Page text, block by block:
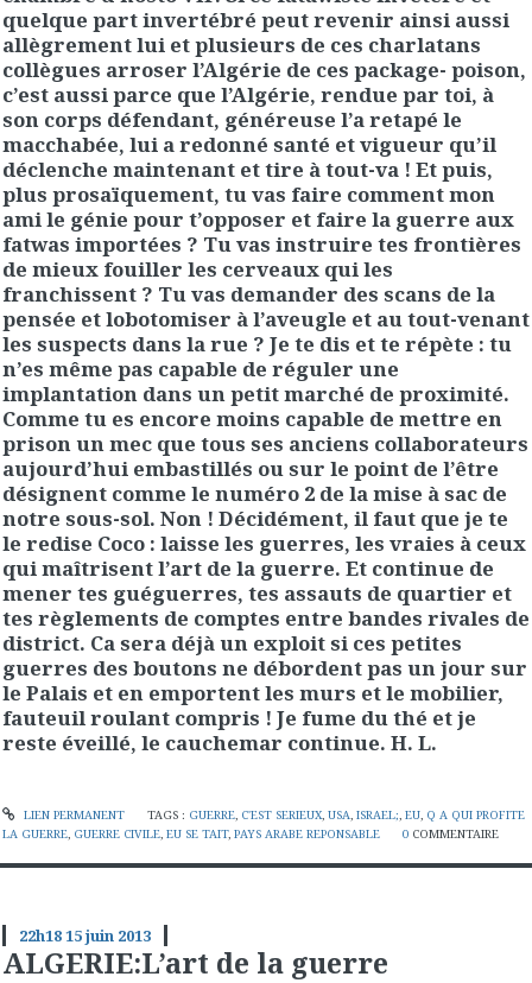
quelque part invertébré peut revenir ainsi aussi
allègrement lui et plusieurs de ces charlatans
collègues arroser l’Algérie de ces package- poison,
c’est aussi parce que l’Algérie, rendue par toi, à
son corps défendant, généreuse l’a retapé le
macchabée, lui a redonné santé et vigueur qu’il
déclenche maintenant et tire à tout-va ! Et puis,
plus prosaïquement, tu vas faire comment mon
ami le génie pour t’opposer et faire la guerre aux
fatwas importées ? Tu vas instruire tes frontières
de mieux fouiller les cerveaux qui les
franchissent ? Tu vas demander des scans de la
pensée et lobotomiser à l’aveugle et au tout-venant
les suspects dans la rue ? Je te dis et te répète : tu
n’es même pas capable de réguler une
implantation dans un petit marché de proximité.
Comme tu es encore moins capable de mettre en
prison un mec que tous ses anciens collaborateurs
aujourd’hui embastillés ou sur le point de l’être
désignent comme le numéro 2 de la mise à sac de
notre sous-sol. Non ! Décidément, il faut que je te
le redise Coco : laisse les guerres, les vraies à ceux
qui maîtrisent l’art de la guerre. Et continue de
mener tes guéguerres, tes assauts de quartier et
tes règlements de comptes entre bandes rivales de
district. Ca sera déjà un exploit si ces petites
guerres des boutons ne débordent pas un jour sur
le Palais et en emportent les murs et le mobilier,
fauteuil roulant compris ! Je fume du thé et je
reste éveillé, le cauchemar continue. H. L.
LIEN PERMANENT TAGS : GUERRE, C'EST SERIEUX, USA, ISRAEL;, EU, Q A QUI PROFITE
LA GUERRE, GUERRE CIVILE, EU SE TAIT, PAYS ARABE REPONSABLE 0 COMMENTAIRE
22h1815juin 2013
ALGERIE:L’art de la guerre